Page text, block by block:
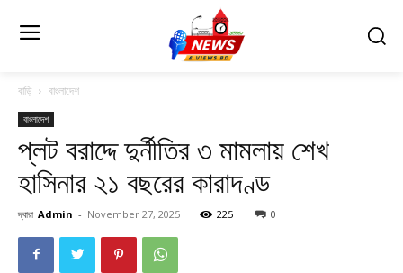
বাড়ি বাংলাদেশ
বাংলাদেশ
প্লট বরাদ্দে দুর্নীতির ৩ মামলায় শেখ
হাসিনার ২১ বছরের কারাদণ্ড
দ্বারা Admin - November 27, 2025 225 0